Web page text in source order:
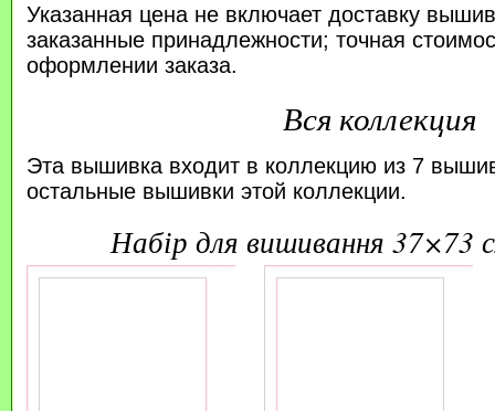
Указанная цена не включает доставку
заказанные принадлежности; точная
оформлении заказа.
Вся коллекция
Эта вышивка входит в коллекцию из 7
остальные вышивки этой коллекции.
набір для вишивання